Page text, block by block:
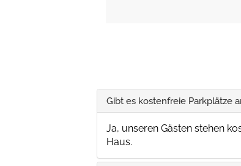
Gibt es kostenfreie Parkplätze
Ja, unseren Gästen stehen
Haus.